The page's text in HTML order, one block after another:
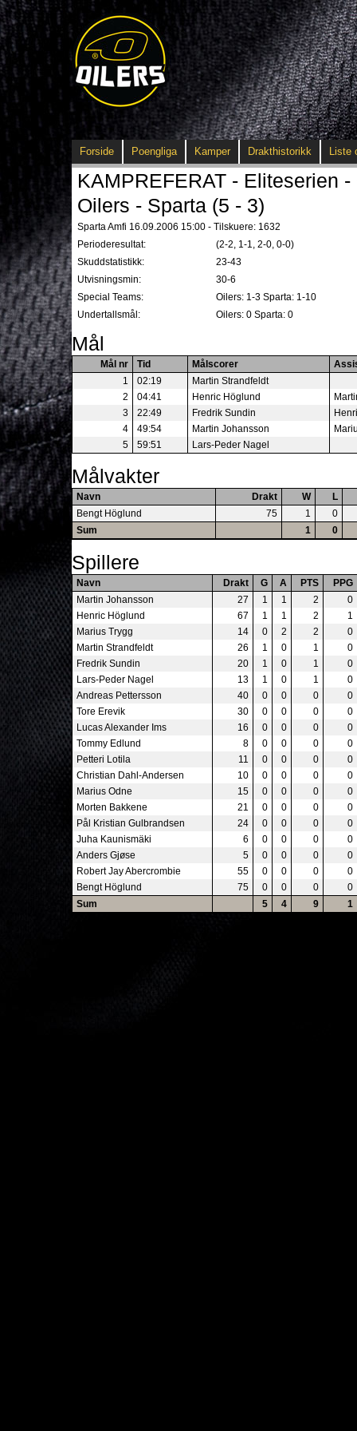
Forside Poengliga Kamper Drakthistorikk Liste
KAMPREFERAT - Eliteserien -
Oilers - Sparta (5 - 3)
Sparta Amfi 16.09.2006 15:00 - Tilskuere: 1632
Perioderesultat:
(2-2, 1-1, 2-0, 0-0)
Skuddstatistikk:
23-43
Utvisningsmin:
30-6
Special Teams:
Oilers: 1-3 Sparta: 1-10
Undertallsmål:
Oilers: 0 Sparta: 0
Mål
Mål nr Tid Målscorer
1
02:19
Martin Strandfeldt
2
04:41 Henric Höglund
3
22:49 Fredrik Sundin
4
49:54 Martin Johansson
5
59:51 Lars-Peder Nagel
Målvakter
Navn Drakt W
L
Bengt Höglund
75 1
0
Sum
1 0
Spillere
Navn Drakt G A PTS
PPG
Martin Johansson
27 1 1 2
0
Henric Höglund
67 1 1 2
1
Marius Trygg
14 0 2 2
0
Martin Strandfeldt
26 1 0 1
0
Fredrik Sundin
20 1 0 1
0
Lars-Peder Nagel
13 1 0 1
0
Andreas Pettersson
40 0 0 0
0
Tore Erevik
30 0 0 0
0
Lucas Alexander Ims
16 0 0 0
0
Tommy Edlund
8 0 0 0
0
Petteri Lotila
11 0 0 0
0
Christian Dahl-Andersen
10 0 0 0
0
Marius Odne
15 0 0 0
0
Morten Bakkene
21 0 0 0
0
Pål Kristian Gulbrandsen
24 0 0 0
0
Juha Kaunismäki
6 0 0 0
0
Anders Gjøse
5 0 0 0
0
Robert Jay Abercrombie
55 0 0 0
0
Bengt Höglund
75 0 0 0
0
Sum
5 4 9 1